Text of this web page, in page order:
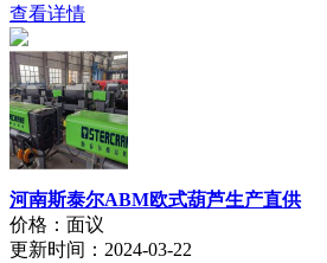
查看详情
河南斯泰尔ABM欧式葫芦生产直供
价格：面议
更新时间：2024-03-22